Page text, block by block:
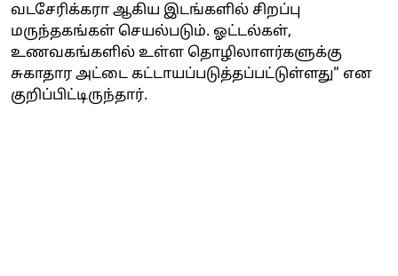
வடசேரிக்கரா ஆகிய இடங்களில் சிறப்பு
மருந்தகங்கள் செயல்படும். ஓட்டல்கள்,
உணவகங்களில் உள்ள தொழிலாளர்களுக்கு
சுகாதார அட்டை கட்டாயப்படுத்தப்பட்டுள்ளது" என
குறிப்பிட்டிருந்தார்.